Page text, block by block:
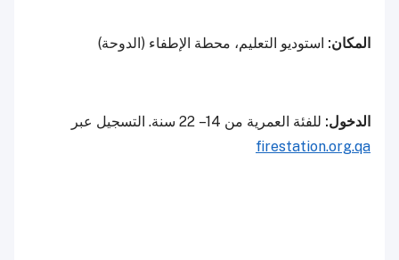
المكان: استوديو التعليم، محطة الإطفاء (الدوحة)
الدخول: للفئة العمرية من 14 – 22 سنة. التسجيل عبر
firestation.org.qa